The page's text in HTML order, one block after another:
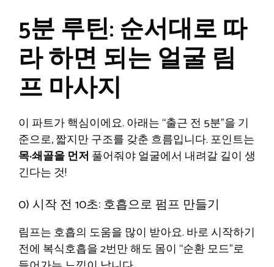
5분 루틴: 순서대로 따
라 하면 되는 얼굴 림
프 마사지
이 파트가 핵심이에요. 아래는 “출근 전 5분”을 기
준으로, 짧지만 구조를 갖춘 흐름입니다. 포인트는
목·쇄골을 먼저 풀어줘야 얼굴에서 내려갈 길이 생
긴다는 것!
0) 시작 전 10초: 호흡으로 펌프 만들기
림프는 호흡의 도움을 많이 받아요. 바로 시작하기
전에 복식호흡을 2번만 해도 몸이 “순환 모드”로